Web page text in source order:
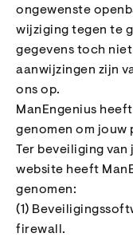
ongewenste
wijziging tegen te
gegevens toch
aanwijzingen zijn
ons op.
ManEngenius
genomen om jouw
Ter beveiliging van
website heeft
genomen:
(1)
firewall.